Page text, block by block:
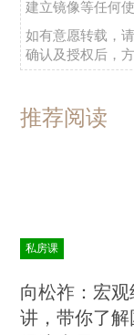
建立镜像等任何使
如有意愿转载，
确认及授权后，方
推荐阅读
私房课
向松祚：宏
讲，带你了